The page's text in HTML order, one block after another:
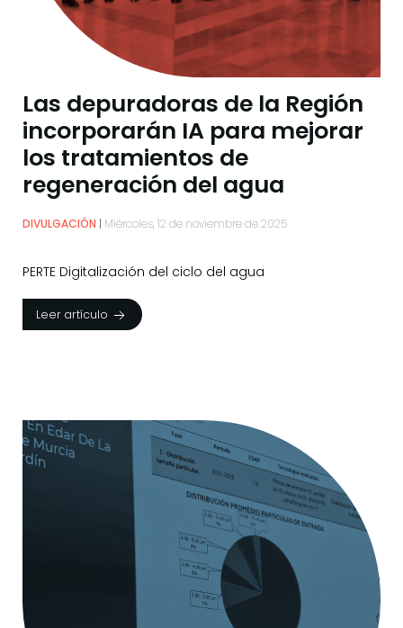
Las depuradoras de la Región
incorporarán IA para mejorar
los tratamientos de
regeneración del agua
DIVULGACIÓN Miércoles, 12 de noviembre de 2025
PERTE Digitalización del ciclo del agua
Leer artículo